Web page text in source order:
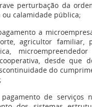
perturbação da
ou calamidade pública;
a
agricultor familiar,
desde que
do
de serviços